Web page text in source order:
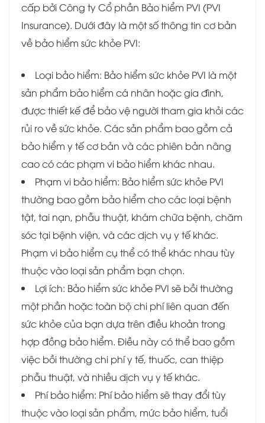
cấp bởi Công ty Cổ phần Bảo hiểm PVI (PVI
Insurance). Dưới đây là một số thông tin cơ bản
về bảo hiểm sức khỏe PVI:
Loại bảo hiểm: Bảo hiểm sức khỏe PVI là một
sản phẩm bảo hiểm cá nhân hoặc gia đình,
được thiết kế để bảo vệ người tham gia khỏi các
rủi ro về sức khỏe. Các sản phẩm bao gồm cả
bảo hiểm y tế cơ bản và các phiên bản nâng
cao có các phạm vi bảo hiểm khác nhau.
Phạm vi bảo hiểm: Bảo hiểm sức khỏe PVI
thường bao gồm bảo hiểm cho các loại bệnh
tật, tai nạn, phẫu thuật, khám chữa bệnh, chăm
sóc tại bệnh viện, và các dịch vụ y tế khác.
Phạm vi bảo hiểm cụ thể có thể khác nhau tùy
thuộc vào loại sản phẩm bạn chọn.
Lợi ích: Bảo hiểm sức khỏe PVI sẽ bồi thường
một phần hoặc toàn bộ chi phí liên quan đến
sức khỏe của bạn dựa trên điều khoản trong
hợp đồng bảo hiểm. Điều này có thể bao gồm
việc bồi thường chi phí y tế, thuốc, can thiệp
phẫu thuật, và nhiều dịch vụ y tế khác.
Phí bảo hiểm: Phí bảo hiểm sẽ thay đổi tùy
thuộc vào loại sản phẩm, mức bảo hiểm, tuổi